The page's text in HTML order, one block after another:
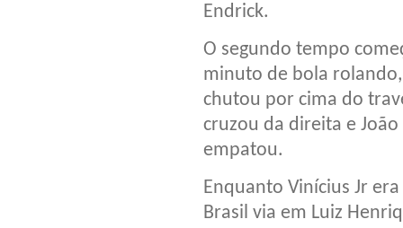
Endrick.
O segundo tempo
minuto de bola
chutou por cima do
cruzou da direita e
empatou.
Enquanto Vinícius Jr
Brasil via em Luiz